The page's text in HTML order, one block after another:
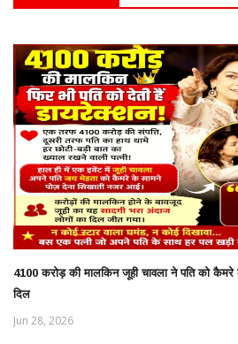
4100 करोड़ की मालकिन जूही चावला ने पति को कैमरे
दिल
Jun 28, 2026